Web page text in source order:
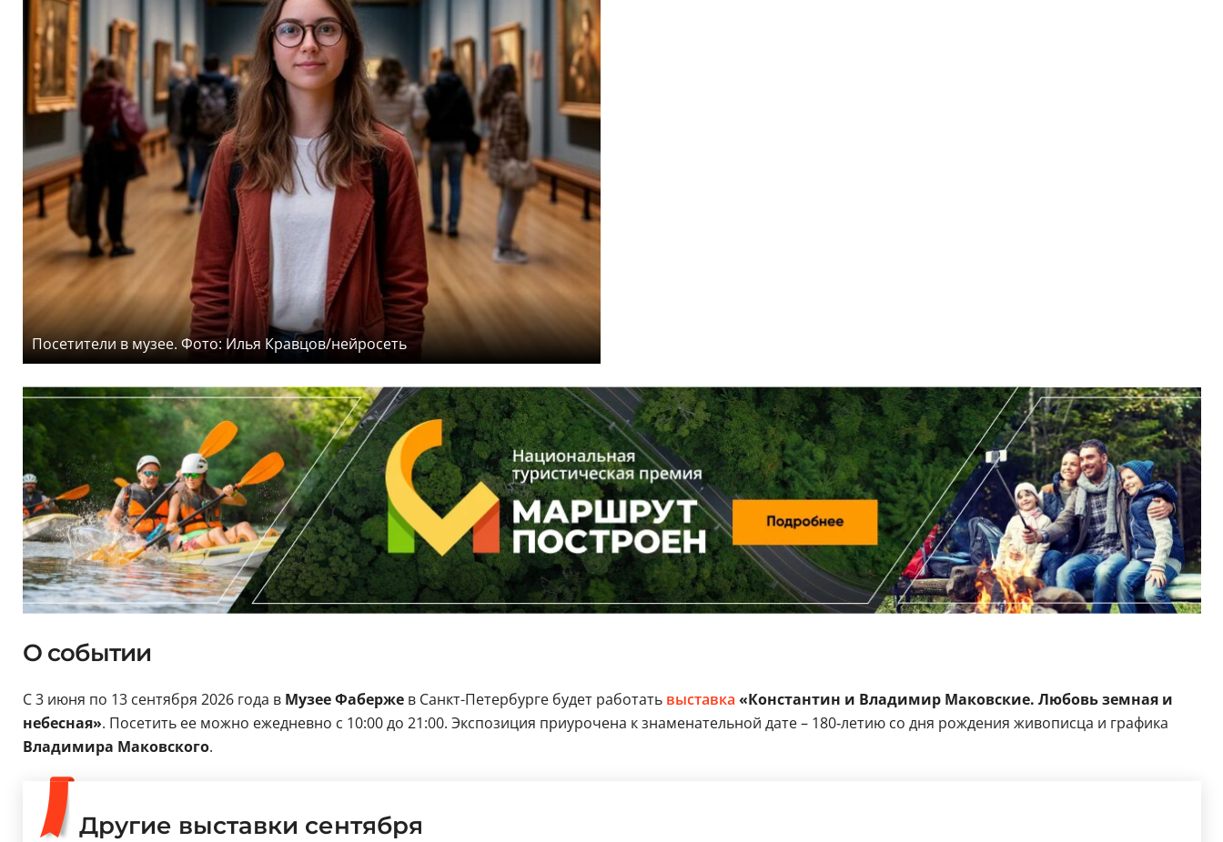
Посетители в музее. Фото: Илья Кравцов/нейросеть
О событии
С 3 июня по 13 сентября 2026 года в Музее Фабержев Санкт-Петербурге будет работать выставка «Константин и Владимир Маковские. Любовь земная и
небесная». Посетить ее можно ежедневно с 10:00 до 21:00. Экспозиция приурочена к знаменательной дате – 180‑летию со дня рождения живописца и графика
Владимира Маковского.
Другие выставки сентября